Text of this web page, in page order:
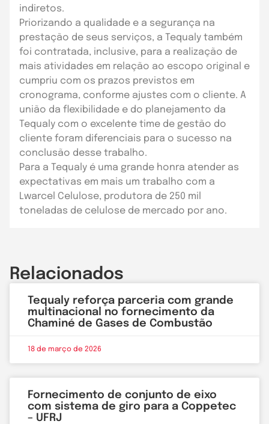
indiretos.
Priorizando a qualidade e a segurança na
prestação de seus serviços, a Tequaly também
foi contratada, inclusive, para a realização de
mais atividades em relação ao escopo original e
cumpriu com os prazos previstos em
cronograma, conforme ajustes com o cliente. A
união da flexibilidade e do planejamento da
Tequaly com o excelente time de gestão do
cliente foram diferenciais para o sucesso na
conclusão desse trabalho.
Para a Tequaly é uma grande honra atender as
expectativas em mais um trabalho com a
Lwarcel Celulose, produtora de 250 mil
toneladas de celulose de mercado por ano.
Relacionados
Tequaly reforça parceria com grande
multinacional no fornecimento da
Chaminé de Gases de Combustão
18 de março de 2026
Fornecimento de conjunto de eixo
com sistema de giro para a Coppetec
– UFRJ